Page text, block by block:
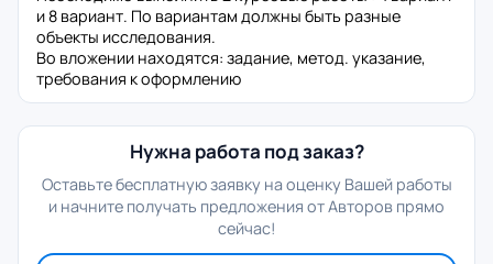
и 8 вариант. По вариантам должны быть разные
объекты исследования.
Во вложении находятся: задание, метод. указание,
требования к оформлению
Нужна работа под заказ?
Оставьте бесплатную заявку на оценку Вашей работы
и начните получать предложения от Авторов прямо
сейчас!